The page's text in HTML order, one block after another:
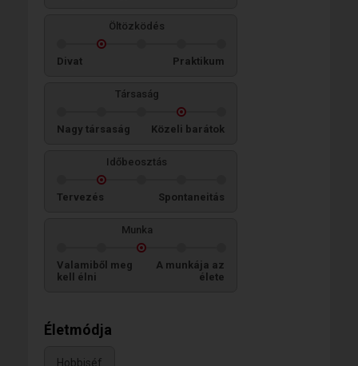
Öltözködés
Divat Praktikum
Társaság
Nagy társaság Közeli barátok
Időbeosztás
Tervezés Spontaneitás
Munka
Valamiből meg
kell élni
A munkája az
élete
Életmódja
Hobbiséf